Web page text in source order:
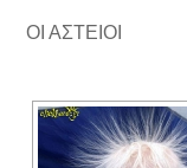
ΟΙ ΑΣΤΕΙΟΙ